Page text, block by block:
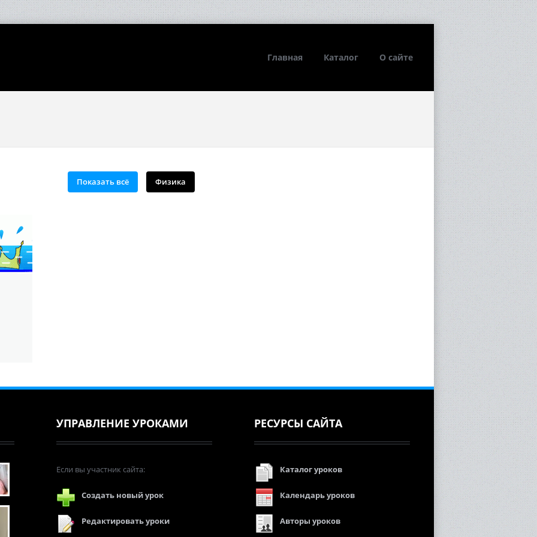
Главная Каталог О сайте
Показать всё Физика
УПРАВЛЕНИЕ УРОКАМИ
Если вы участник сайта:
Создать новый урок
Редактировать уроки
РЕСУРСЫ САЙТА
Каталог уроков
Календарь уроков
Авторы уроков